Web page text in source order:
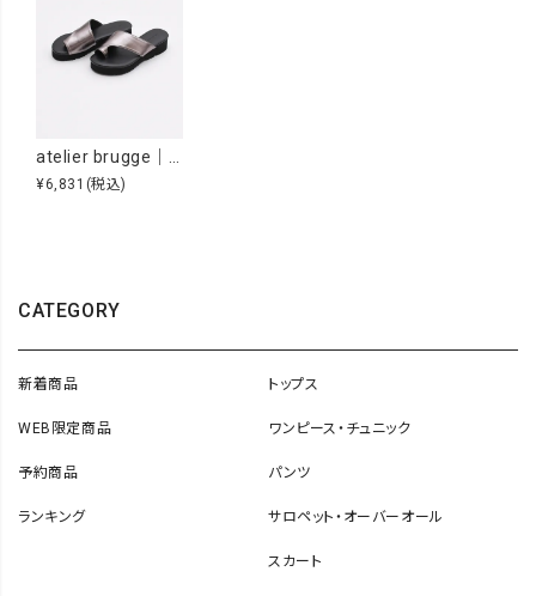
atelier brugge｜【WEB限定S・LLサイズ】Thong sandals [[26ISM-13]][F]
¥6,831 (税込)
CATEGORY
新着商品
WEB限定商品
予約商品
ランキング
トップス
ワンピース・チュニック
パンツ
サロペット・オーバーオール
スカート